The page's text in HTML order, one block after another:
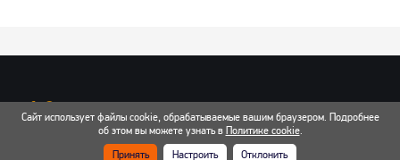
info@mixtcar.ru
Почта для связи
Сайт использует файлы cookie, обрабатываемые вашим браузером. Подробнее
об этом вы можете узнать в Политике cookie.
Принять
Настроить Отклонить